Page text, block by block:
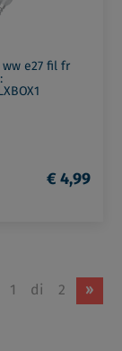
ww e27 fil fr
€ 4,99
1 di 2 »